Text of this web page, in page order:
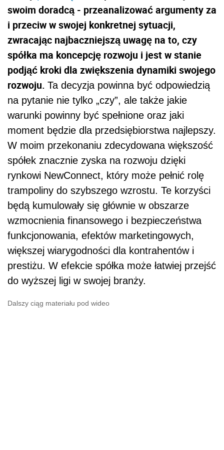
swoim doradcą - przeanalizować argumenty za
i przeciw w swojej konkretnej sytuacji,
zwracając najbaczniejszą uwagę na to, czy
spółka ma koncepcję rozwoju i jest w stanie
podjąć kroki dla zwiększenia dynamiki swojego
rozwoju. Ta decyzja powinna być odpowiedzią
na pytanie nie tylko „czy”, ale także jakie
warunki powinny być spełnione oraz jaki
moment będzie dla przedsiębiorstwa najlepszy.
W moim przekonaniu zdecydowana większość
spółek znacznie zyska na rozwoju dzięki
rynkowi NewConnect, który może pełnić rolę
trampoliny do szybszego wzrostu. Te korzyści
będą kumulowały się głównie w obszarze
wzmocnienia finansowego i bezpieczeństwa
funkcjonowania, efektów marketingowych,
większej wiarygodności dla kontrahentów i
prestiżu. W efekcie spółka może łatwiej przejść
do wyższej ligi w swojej branży.
Dalszy ciąg materiału pod wideo